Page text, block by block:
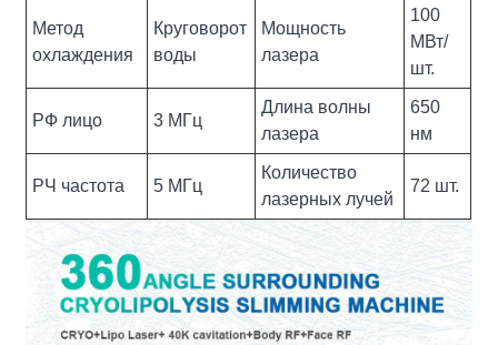
Метод
охлаждения
Круговорот
воды
Мощность
лазера
100
МВт/
шт.
РФ лицо 3 МГц
Длина волны
лазера
650
нм
РЧ частота 5 МГц
Количество
лазерных лучей
72 шт.